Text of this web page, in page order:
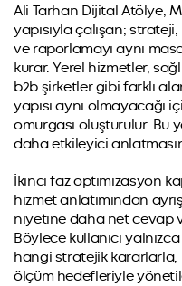
Ali Tarhan Dijital Atölye,
yapısıyla çalışan;
ve raporlamayı aynı
kurar. Yerel hizmetler,
b2b şirketler gibi farklı
yapısı aynı olmayacağı
omurgası oluşturulur. Bu
daha etkileyici
İkinci faz optimizasyon
hizmet anlatımından
niyetine daha net cevap
Böylece kullanıcı
hangi stratejik
ölçüm hedefleriyle